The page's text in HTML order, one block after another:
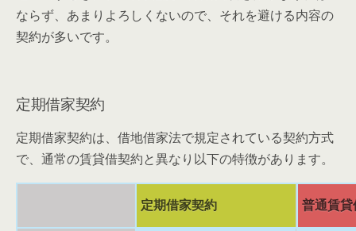
ならず、あまりよろしくないので、それを避ける内容の
契約が多いです。
定期借家契約
定期借家契約は、借地借家法で規定されている契約方式
で、通常の賃貸借契約と異なり以下の特徴があります。
定期借家契約 普通賃貸